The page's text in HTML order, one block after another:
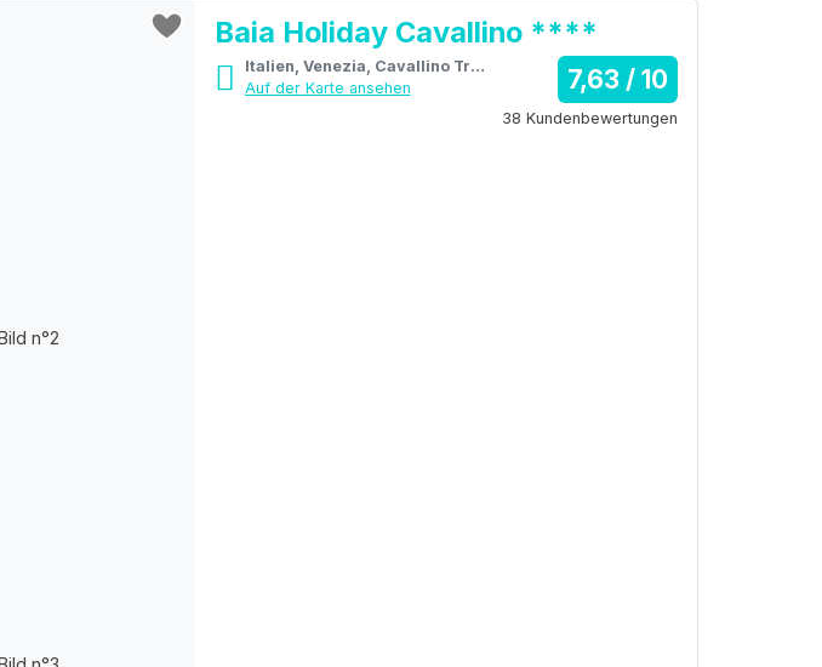
Baia Holiday Cavallino ****
Italien, Venezia, Cavallino Treporti
Auf der Karte ansehen
7,63 / 10
38 Kundenbewertungen